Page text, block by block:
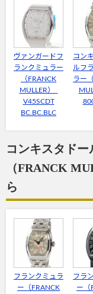
ヴァンガードフ
ランクミュラー
（FRANCK
MULLER）
V45SCDT
BC.BC.BLC
コン
ルフ
ラー
コンキスタド
（FRANCK
ら
フランクミュラ
ー（FRANCK
フラ
ー（